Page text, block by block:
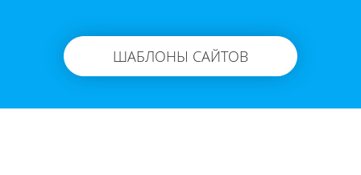
ШАБЛОНЫ САЙТОВ